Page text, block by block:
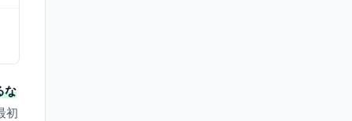
な
初